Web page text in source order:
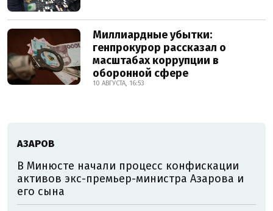
Миллиардные убытки:
генпрокурор рассказал о
масштабах коррупции в
оборонной сфере
10 АВГУСТА, 16:53
АЗАРОВ
В Минюсте начали процесс конфискации
активов экс-премьер-министра Азарова и
его сына